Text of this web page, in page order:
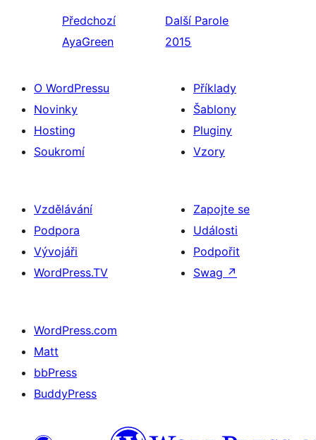
Předchozí
AyaGreen
Další Parole
2015
O WordPressu
Novinky
Hosting
Soukromí
Příklady
Šablony
Pluginy
Vzory
Vzdělávání
Podpora
Vývojáři
WordPress.TV
Zapojte se
Události
Podpořit
Swag ↗
WordPress.com
Matt
bbPress
BuddyPress